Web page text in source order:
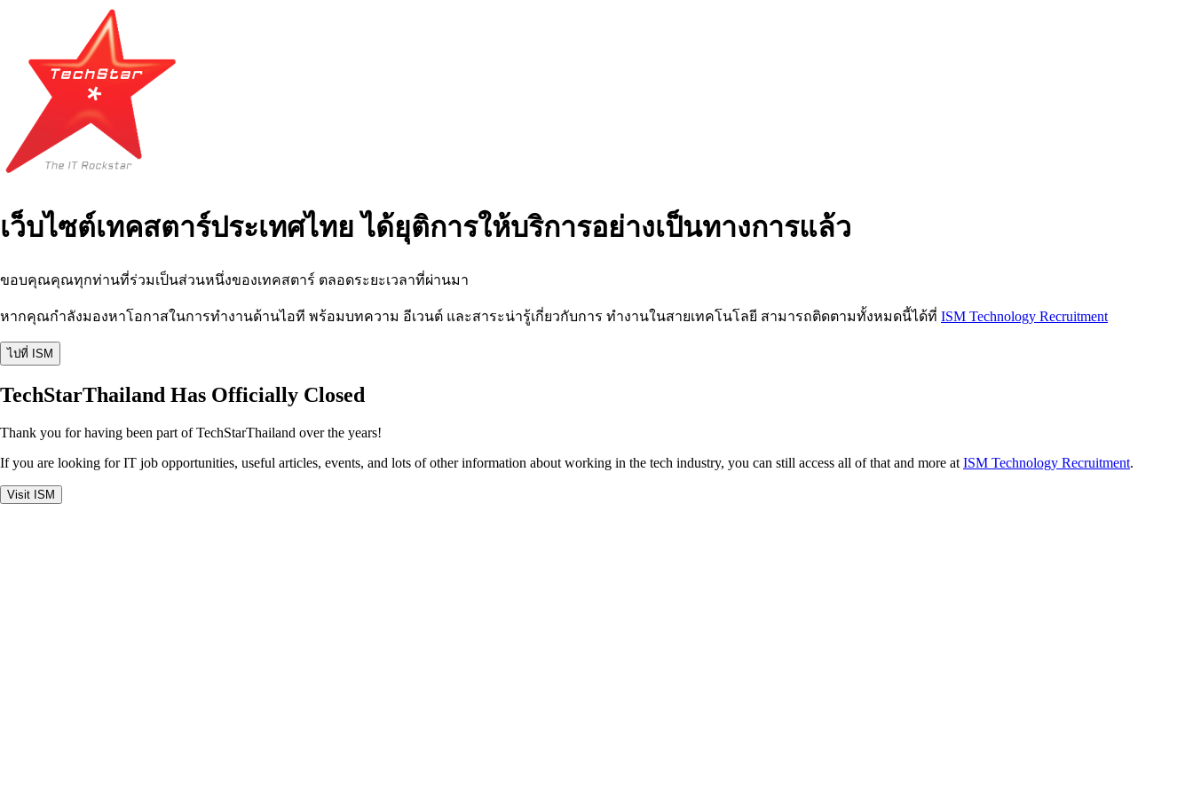
เว็บไซต์เทคสตาร์ประเทศไทย ได้ยุติการให้บริการอย่างเป็นทางการแล้ว
ขอบคุณคุณทุกท่านที่ร่วมเป็นส่วนหนึ่งของเทคสตาร์ ตลอดระยะเวลาที่ผ่านมา
หากคุณกำลังมองหาโอกาสในการทำงานด้านไอที พร้อมบทความ อีเวนต์ และสาระน่ารู้เกี่ยวกับการ ทำงานในสายเทคโนโลยี สามารถติดตามทั้งหมดนี้ได้ที่ ISM Technology Recruitment
ไปที่ ISM
TechStarThailand Has Officially Closed
Thank you for having been part of TechStarThailand over the years!
If you are looking for IT job opportunities, useful articles, events, and lots of other information about working in the tech industry, you can still access all of that and more at ISM Technology Recruitment.
Visit ISM